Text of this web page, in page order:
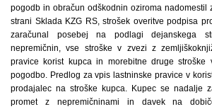
pogodb in obračun odškodnin oziroma nadomestil
strani Sklada KZG RS, strošek overitve podpisa
zaračunal posebej na podlagi dejanskega
nepremičnin, vse stroške v zvezi z
pravice korist kupca in morebitne druge stroške
pogodbo. Predlog za vpis lastninske pravice v
prodajalec na stroške kupca. Kupec se nadalje
promet z nepremičninami in davek na